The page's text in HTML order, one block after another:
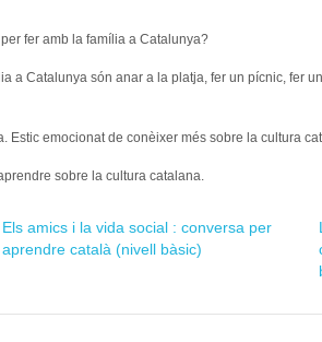
fer amb la família a Catalunya?
a Catalunya són anar a la platja, fer un pícnic, fer
Estic emocionat de conèixer més sobre la cultura
sobre la cultura catalana.
Els amics i la vida social : conversa per
aprendre català (nivell bàsic)